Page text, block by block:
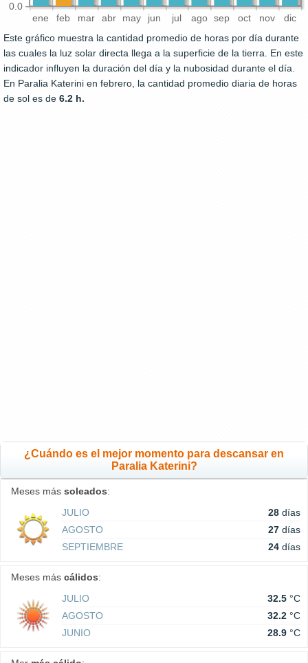
ene feb mar abr may jun jul ago sep oct nov dic
0.0
Este gráfico muestra la cantidad promedio de horas por día durante
las cuales la luz solar directa llega a la superficie de la tierra. En este
indicador influyen la duración del día y la nubosidad durante el día.
En Paralia Katerini en febrero, la cantidad promedio diaria de horas
de sol es de 6.2 h.
¿Cuándo es el mejor momento para descansar en
Paralia Katerini?
Meses más soleados:
JULIO
28 días
AGOSTO
27 días
SEPTIEMBRE
24 días
Meses más cálidos:
JULIO
32.5 °C
AGOSTO
32.2 °C
JUNIO
28.9 °C